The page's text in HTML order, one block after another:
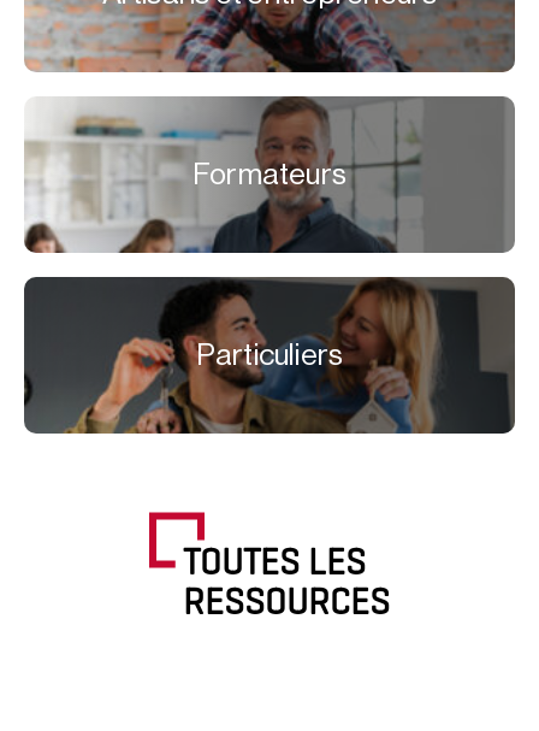
Formateurs
Particuliers
TOUTES LES
RESSOURCES